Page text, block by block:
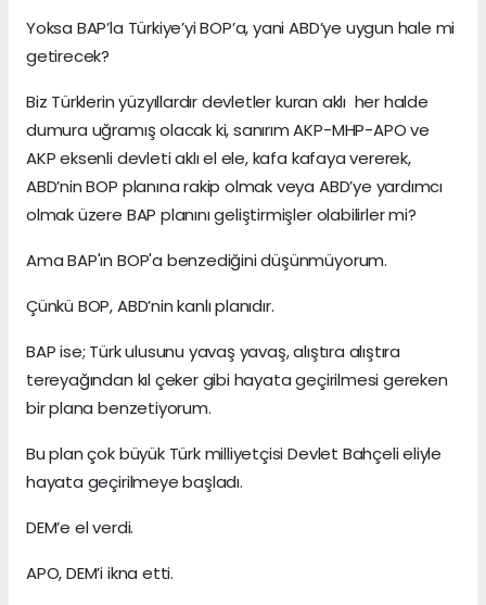
Yoksa BAP’la Türkiye’yi BOP’a, yani ABD’ye uygun hale mi
getirecek?
Biz Türklerin yüzyıllardır devletler kuran aklı her halde
dumura uğramış olacak ki, sanırım AKP-MHP-APO ve
AKP eksenli devleti aklı el ele, kafa kafaya vererek,
ABD’nin BOP planına rakip olmak veya ABD’ye yardımcı
olmak üzere BAP planını geliştirmişler olabilirler mi?
Ama BAP'ın BOP'a benzediğini düşünmüyorum.
Çünkü BOP, ABD’nin kanlı planıdır.
BAP ise; Türk ulusunu yavaş yavaş, alıştıra alıştıra
tereyağından kıl çeker gibi hayata geçirilmesi gereken
bir plana benzetiyorum.
Bu plan çok büyük Türk milliyetçisi Devlet Bahçeli eliyle
hayata geçirilmeye başladı.
DEM’e el verdi.
APO, DEM’i ikna etti.